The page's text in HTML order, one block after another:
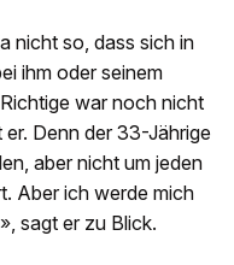
nicht so, dass sich in
ihm oder seinem
war noch nicht
Denn der 33-Jährige
aber nicht um jeden
Aber ich werde mich
sagt er zu Blick.